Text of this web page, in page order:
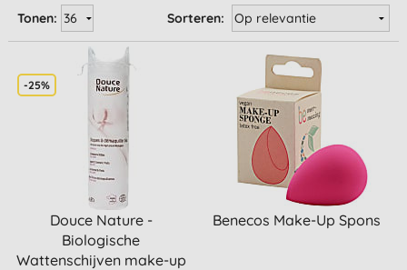
Sorteren:
Tonen:
-25%
Douce Nature -
Biologische
Wattenschijven make-up
Benecos Make-Up Spons